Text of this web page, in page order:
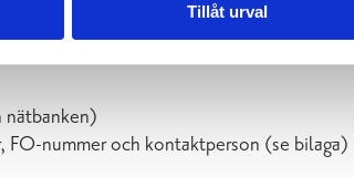
Tillåt urval
nummer och kontaktperson (se